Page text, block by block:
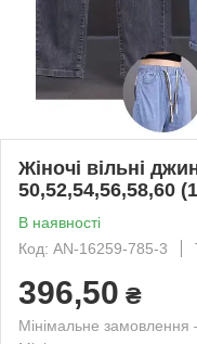
Жіночі вільні
50,52,54,56,58,60
В наявності
Код: AN-16259-785-3
396,50 ₴
Мінімальне